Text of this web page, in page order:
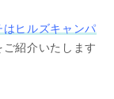
はヒルズキャンパ
ご紹介いたします